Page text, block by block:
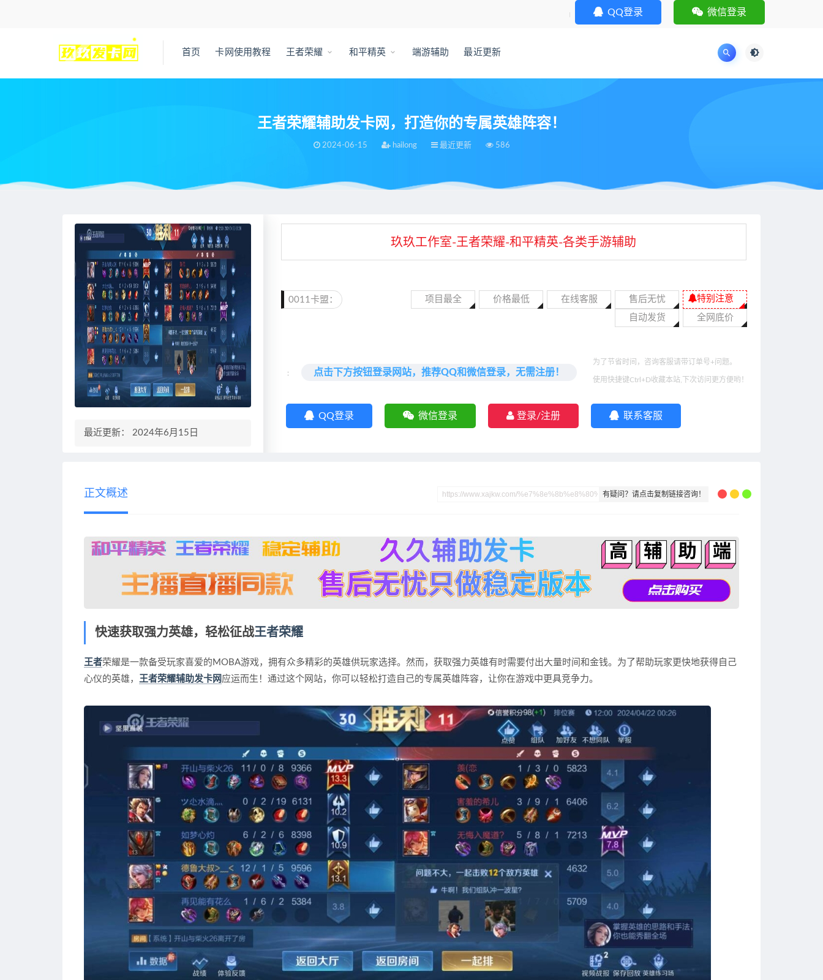
QQ登录 微信登录
首页 卡网使用教程 王者荣耀 和平精英 端游辅助 最近更新
王者荣耀辅助发卡网，打造你的专属英雄阵容！
2024-06-15 hailong 最近更新 586
最近更新： 2024年6月15日
玖玖工作室-王者荣耀-和平精英-各类手游辅助
0011卡盟： 售后无忧
在线客服
价格最低
项目最全
全网底价
自动发货
特别注意
: 点击下方按钮登录网站，推荐QQ和微信登录，无需注册！
为了节省时间，咨询客服请带订单号+问题。
使用快捷键Ctrl+D收藏本站,下次访问更方便哟！
QQ登录 微信登录 登录/注册 联系客服
有疑问？请点击复制链接咨询！
正文概述
快速获取强力英雄，轻松征战王者荣耀
王者荣耀是一款备受玩家喜爱的MOBA游戏，拥有众多精彩的英雄供玩家选择。然而，获取强力英雄有时需要付出大量时间和金钱。为了帮助玩家更快地获得自己
心仪的英雄， 王者荣耀辅助发卡网 应运而生！通过这个网站，你可以轻松打造自己的专属英雄阵容，让你在游戏中更具竞争力。